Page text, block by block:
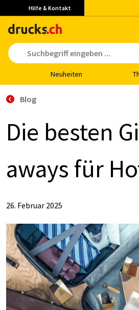
Hilfe & Kontakt
Neu­hei­ten
Blog
Die bes­ten
aways für
26. Februar 2025